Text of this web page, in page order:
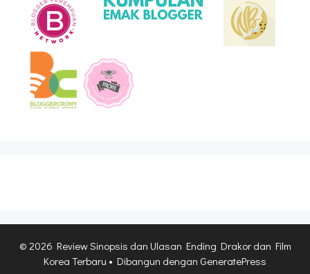
© 2026 Review Sinopsis dan Ulasan Ending Drakor dan Film
Korea Terbaru • Dibangun dengan GeneratePress